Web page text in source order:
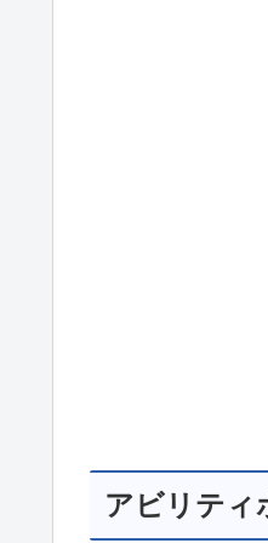
アビリティ